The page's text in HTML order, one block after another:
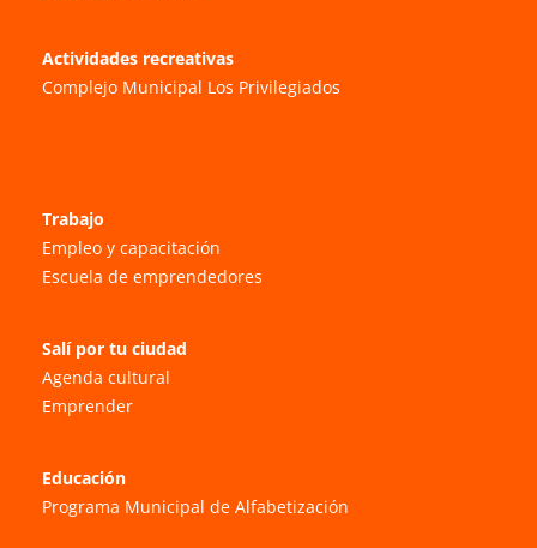
Actividades recreativas
Complejo Municipal Los Privilegiados
Trabajo
Empleo y capacitación
Escuela de emprendedores
Salí por tu ciudad
Agenda cultural
Emprender
Educación
Programa Municipal de Alfabetización